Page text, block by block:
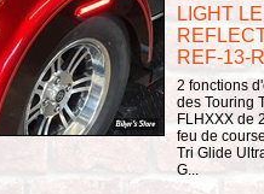
LIGHT
REF-13-R
2 fonctions
des Touring
FLHXXX de
feu de
Tri Glide
G...